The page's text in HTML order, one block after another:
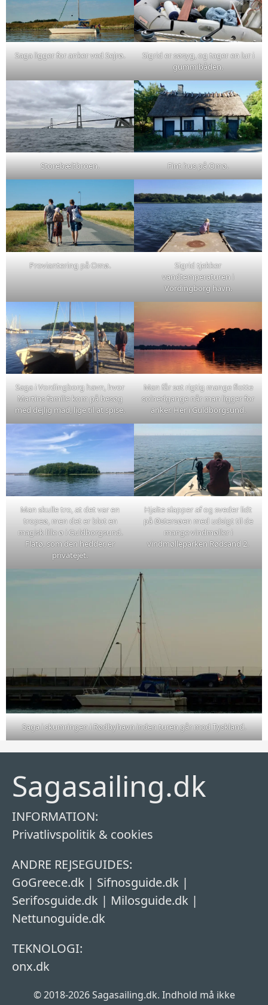
Saga ligger for anker ved Sejrø.
Sigrid er søsyg, og tager en lur i
gummibåden.
Storebæltbroen. Fint hus på Omø.
Proviantering på Omø.
Sigrid tjekker
vandtemperaturen i
Vordingborg havn.
Saga i Vordingborg havn, hvor
Martins familie kom på besøg
med dejlig mad, lige til at spise.
Man får set rigtig mange flotte
solnedgange når man ligger for
anker. Her i Guldborgsund.
Man skulle tro, at det var en
tropeø, men det er blot en
magisk lille ø i Guldborgsund.
Flatø, som den hedder, er
privatejet.
Hjalte slapper af og sveder lidt
på Østersøen med udsigt til de
mange vindmøller i
vindmølleparken Rødsand 2.
Saga i skumringen i Rødbyhavn inden turen går mod Tyskland.
Sagasailing.dk
INFORMATION:
Privatlivspolitik & cookies
ANDRE REJSEGUIDES:
GoGreece.dk | Sifnosguide.dk |
Serifosguide.dk | Milosguide.dk |
Nettunoguide.dk
TEKNOLOGI:
onx.dk
© 2018-2026 Sagasailing.dk. Indhold må ikke